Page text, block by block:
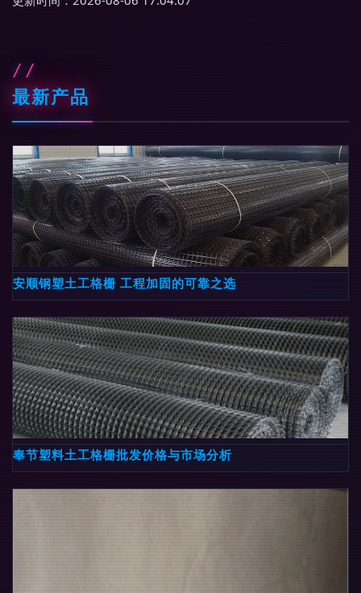
最新产品
安顺钢塑土工格栅 工程加固的可靠之选
奉节塑料土工格栅批发价格与市场分析